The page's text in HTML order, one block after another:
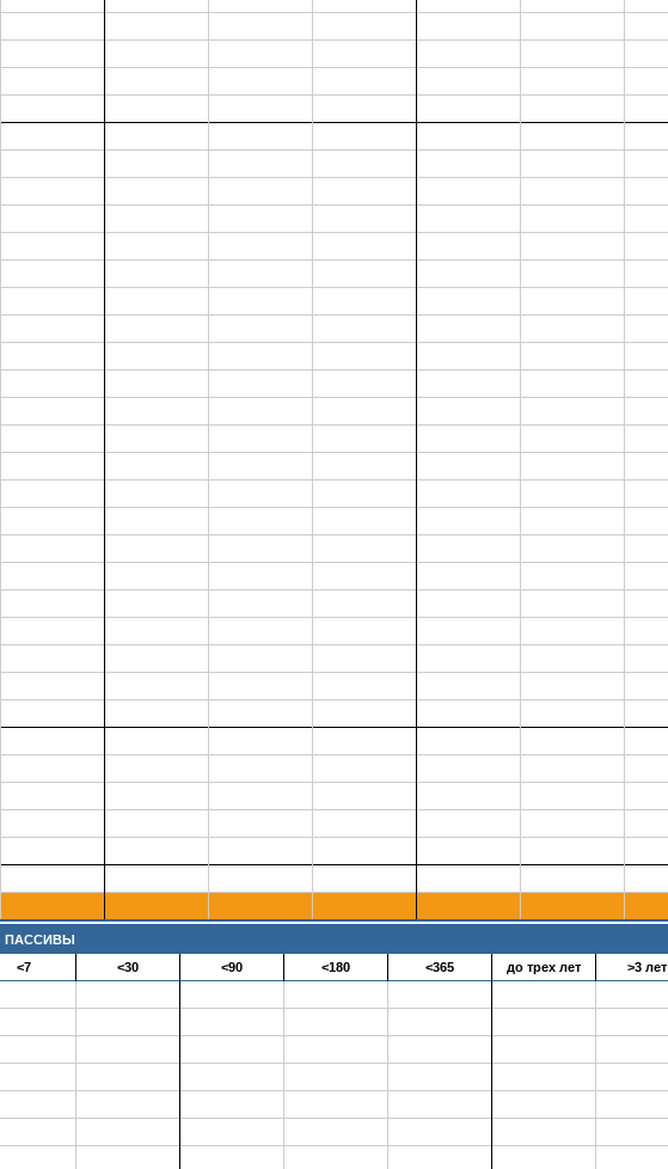
ПАССИВЫ
<7 <30 <90 <180 <365 до трех лет
>3 лет